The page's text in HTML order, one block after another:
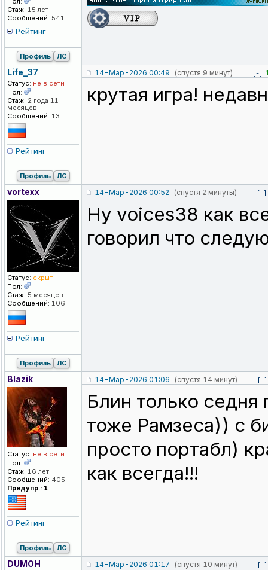
Стаж: 15 лет
Сообщений: 541
Рейтинг
Профиль ЛС
Life_37
Статус: не в сети
Пол:
Стаж: 2 года 11
месяцев
Сообщений: 13
Рейтинг
14-Мар-2026 00:49 (спустя 9 минут) [-]
крутая игра!
Профиль ЛС
vortexx
Статус: скрыт
Пол:
Стаж: 5 месяцев
Сообщений: 106
Рейтинг
14-Мар-2026 00:52 (спустя 2 минуты) [-]
Ну voices38 как
говорил что
Профиль ЛС
Blazik
Статус: не в сети
Пол:
Стаж: 16 лет
Сообщений: 405
Предупр.: 1
Рейтинг
14-Мар-2026 01:06 (спустя 14 минут) [-]
Блин только
тоже Рамзеса)) с
просто портабл)
как всегда!!!
Профиль ЛС
DUMOH 14-Мар-2026 01:17 (спустя 10 минут) [-]